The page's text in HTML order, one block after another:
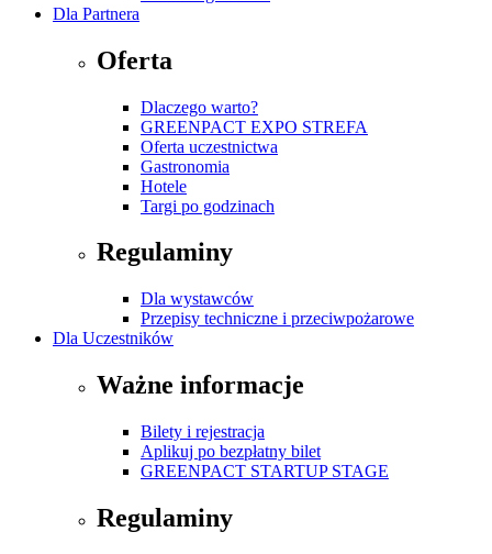
Dla Partnera
Oferta
Dlaczego warto?
GREENPACT EXPO STREFA
Oferta uczestnictwa
Gastronomia
Hotele
Targi po godzinach
Regulaminy
Dla wystawców
Przepisy techniczne i przeciwpożarowe
Dla Uczestników
Ważne informacje
Bilety i rejestracja
Aplikuj po bezpłatny bilet
GREENPACT STARTUP STAGE
Regulaminy